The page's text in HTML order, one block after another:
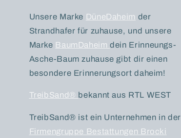
Unsere Marke DüneDaheim der
Strandhafer für zuhause, und unsere
Marke BaumDaheimdein Erinneungs-
Asche-Baum zuhause gibt dir einen
besondere Erinnerungsort daheim!
TreibSand® bekannt aus RTL WEST
TreibSand® ist ein Unternehmen in der
Firmengruppe Bestattungen Brocki